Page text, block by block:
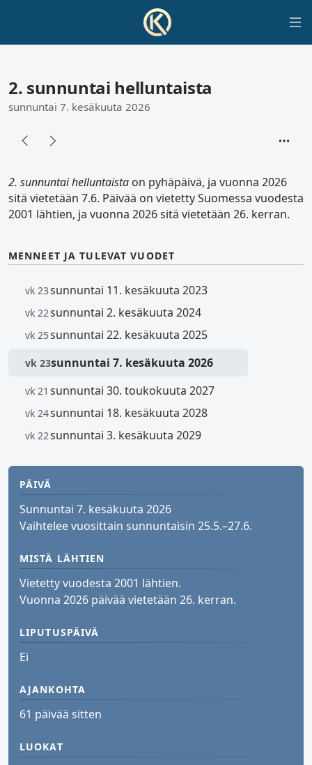
2. sunnuntai helluntaista
sunnuntai 7. kesäkuuta 2026
2. sunnuntai helluntaista on pyhäpäivä, ja vuonna 2026
sitä vietetään 7.6. Päivää on vietetty Suomessa vuodesta
2001 lähtien, ja vuonna 2026 sitä vietetään 26. kerran.
MENNEET JA TULEVAT VUODET
vk 23sunnuntai 11. kesäkuuta 2023
vk 22sunnuntai 2. kesäkuuta 2024
vk 25sunnuntai 22. kesäkuuta 2025
vk 23sunnuntai 7. kesäkuuta 2026
vk 21 sunnuntai 30. toukokuuta 2027
vk 24sunnuntai 18. kesäkuuta 2028
vk 22sunnuntai 3. kesäkuuta 2029
PÄIVÄ
Sunnuntai 7. kesäkuuta 2026
Vaihtelee vuosittain sunnuntaisin 25.5.–27.6.
MISTÄ LÄHTIEN
Vietetty vuodesta 2001 lähtien.
Vuonna 2026 päivää vietetään 26. kerran.
LIPUTUSPÄIVÄ
Ei
AJANKOHTA
61 päivää sitten
LUOKAT